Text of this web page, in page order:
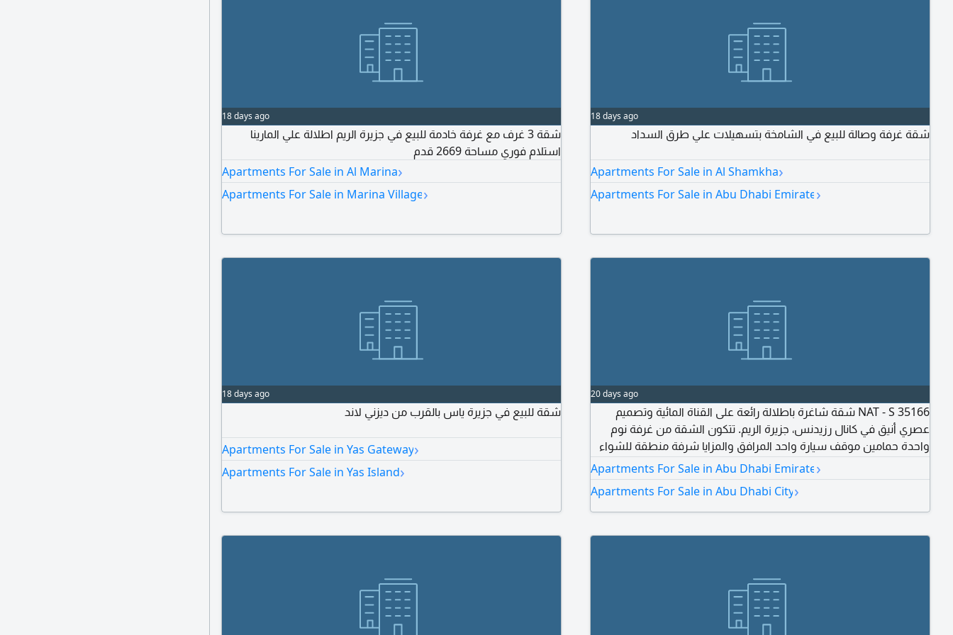
18 days ago
شقة 3 غرف مع غرفة خادمة للبيع في جزيرة الريم اطلالة علي المارينا
استلام فوري مساحة 2669 قدم
Apartments For Sale in Al Marina›
Apartments For Sale in Marina Village›
18 days ago
شقة غرفة وصالة للبيع في الشامخة بتسهيلات علي طرق السداد
Apartments For Sale in Al Shamkha›
Apartments For Sale in Abu Dhabi Emirate›
18 days ago
شقة للبيع في جزيرة ياس بالقرب من ديزني لاند
Apartments For Sale in Yas Gateway›
Apartments For Sale in Yas Island›
20 days ago
NAT - S 35166 شقة شاغرة باطلالة رائعة على القناة المائية وتصميم
عصري أنيق في كانال رزيدنس، جزيرة الريم. تتكون الشقة من غرفة نوم
واحدة حمامين موقف سيارة واحد المرافق والمزايا شرفة منطقة للشواء
اجهزة مطبخ مدمجة خزائن حائط مدمجة تكييف وتدفئة مركزية منطقة
ألعاب للاطفال موقف سيارات مغطى بهو فاخر في المبنى أمن وحراسة
على مدار الساعة صالة رياضية مشتركة مسبح مشترك اطلالة مباشرة على
المياه غرفة ملابس (Walk - in
Apartments For Sale in Abu Dhabi Emirate›
Apartments For Sale in Abu Dhabi City›